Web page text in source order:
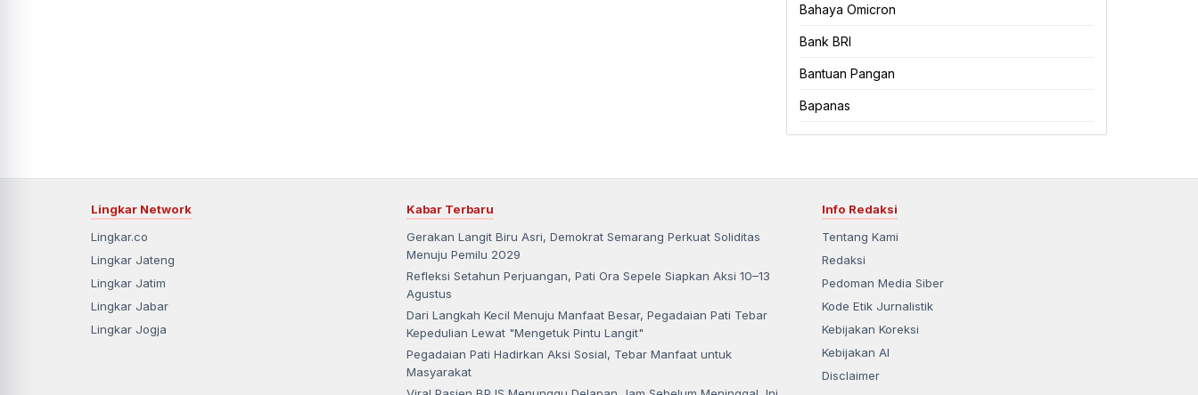
Bahaya Omicron
Bank BRI
Bantuan Pangan
Bapanas
Lingkar Network
Lingkar.co
Lingkar Jateng
Lingkar Jatim
Lingkar Jabar
Lingkar Jogja
Kabar Terbaru
Gerakan Langit Biru Asri, Demokrat Semarang Perkuat Soliditas
Menuju Pemilu 2029
Refleksi Setahun Perjuangan, Pati Ora Sepele Siapkan Aksi 10–13
Agustus
Dari Langkah Kecil Menuju Manfaat Besar, Pegadaian Pati Tebar
Kepedulian Lewat "Mengetuk Pintu Langit"
Pegadaian Pati Hadirkan Aksi Sosial, Tebar Manfaat untuk
Masyarakat
Info Redaksi
Tentang Kami
Redaksi
Pedoman Media Siber
Kode Etik Jurnalistik
Kebijakan Koreksi
Kebijakan AI
Disclaimer